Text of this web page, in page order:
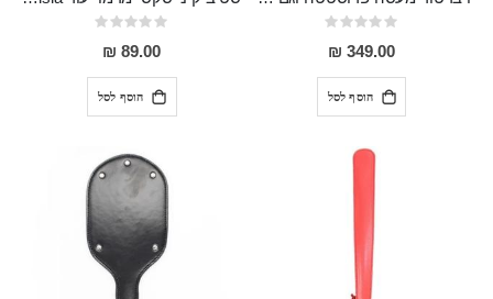
Rating:
0%
349.00 ₪
הוסף לסל
Rating:
0%
89.00 ₪
הוסף לסל